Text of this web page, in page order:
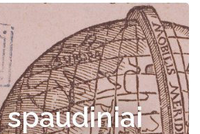
spaudiniai